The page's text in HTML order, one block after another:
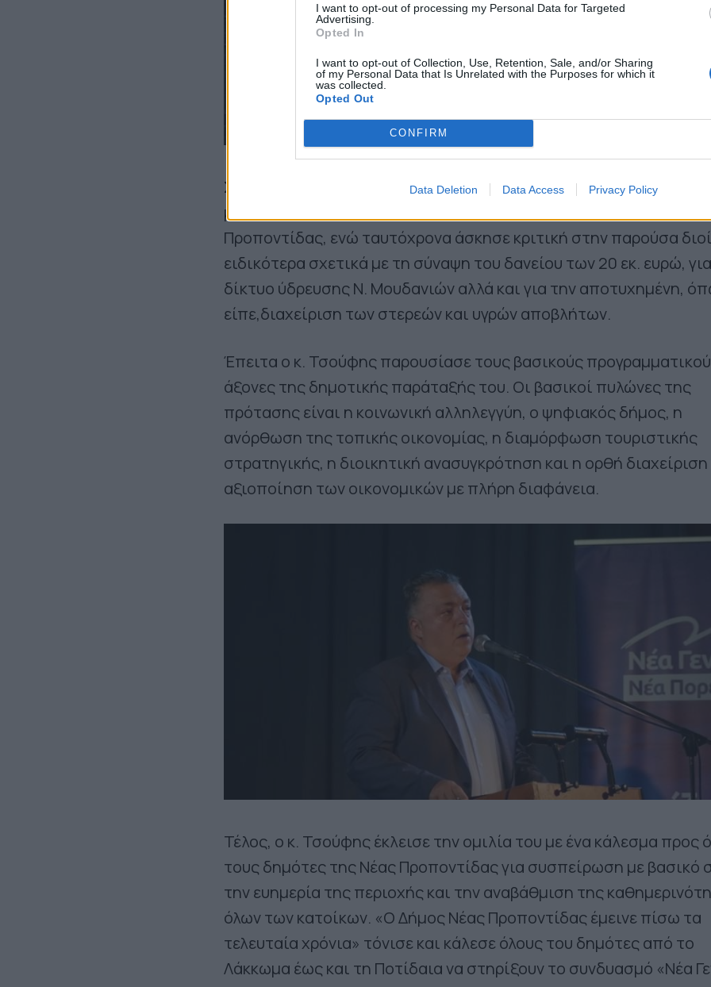
I want to opt-out of processing my Personal Data for Targeted
Advertising.
Opted In
I want to opt-out of Collection, Use, Retention, Sale, and/or Sharing
of my Personal Data that Is Unrelated with the Purposes for which it
was collected.
Opted Out
CONFIRM
Data Deletion Data Access Privacy Policy
Στη συνέχεια αναφέρθηκε στην προσπάθεια της παράταξής του
μείζονος αντιπολίτευσης του Δημοτικού Συμβουλίου της Νέας
Προποντίδας, ενώ ταυτόχρονα άσκησε κριτική στην παρούσα
ειδικότερα σχετικά με τη σύναψη του δανείου των 20 εκ. ευρώ,
δίκτυο ύδρευσης Ν. Μουδανιών αλλά και για την αποτυχημένη,
είπε,διαχείριση των στερεών και υγρών αποβλήτων.
Έπειτα ο κ. Τσούφης παρουσίασε τους βασικούς
άξονες της δημοτικής παράταξής του. Οι βασικοί πυλώνες της
πρότασης είναι η κοινωνική αλληλεγγύη, ο ψηφιακός δήμος, η
ανόρθωση της τοπικής οικονομίας, η διαμόρφωση τουριστικής
στρατηγικής, η διοικητική ανασυγκρότηση και η ορθή διαχείριση
αξιοποίηση των οικονομικών με πλήρη διαφάνεια.
Τέλος, ο κ. Τσούφης έκλεισε την ομιλία του με ένα κάλεσμα προς
τους δημότες της Νέας Προποντίδας για συσπείρωση με βασικό
την ευημερία της περιοχής και την αναβάθμιση της
όλων των κατοίκων. «Ο Δήμος Νέας Προποντίδας έμεινε πίσω τα
τελευταία χρόνια» τόνισε και κάλεσε όλους του δημότες από το
Λάκκωμα έως και τη Ποτίδαια να στηρίξουν το συνδυασμό «Νέα